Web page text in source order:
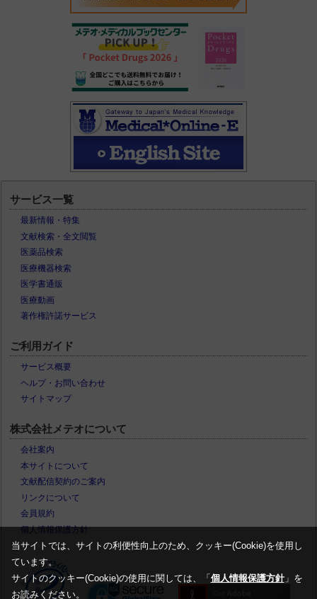
サービス一覧
最新情報・特集
文献検索・全文閲覧
医薬品検索
医療機器検索
医学書通販
医療動画
著作権許諾サービス
ご利用ガイド
サービス概要
ヘルプ・お問い合わせ
サイトマップ
株式会社メテオについて
会社案内
本サイトについて
文献配信契約のご案内
リンクについて
会員規約
個人情報保護方針
当サイトでは、サイトの利便性向上のため、クッキー(Cookie)を使用し
ています。
サイトのクッキー(Cookie)の使用に関しては、「 個人情報保護方針」を
お読みください。